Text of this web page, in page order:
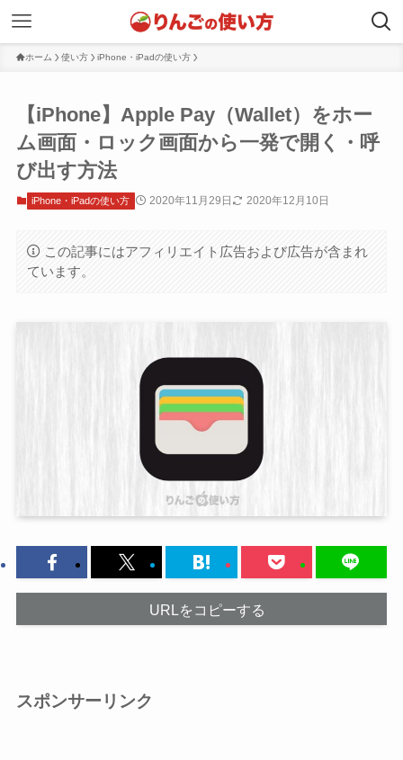
ホーム 使い方 iPhone・iPadの使い方
【iPhone】Apple Pay（Wallet）をホー
ム画面・ロック画面から一発で開く・呼
び出す方法
iPhone・iPadの使い方 2020年11月29日 2020年12月10日
この記事にはアフィリエイト広告および広告が含まれ
ています。
URLをコピーする
スポンサーリンク